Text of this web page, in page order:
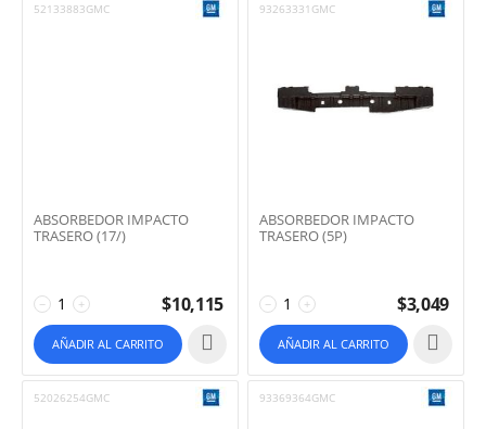
52133883GMC
ABSORBEDOR IMPACTO
TRASERO (17/)
+
− $10,115
AÑADIR AL CARRITO
93263331GMC
ABSORBEDOR IMPACTO
TRASERO (5P)
+
− $3,049
AÑADIR AL CARRITO
52026254GMC 93369364GMC